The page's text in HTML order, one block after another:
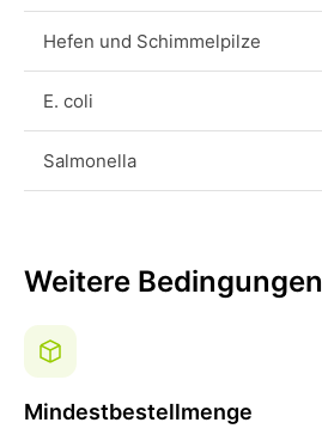
Hefen und Schimmelpilze
E. coli
Salmonella
Weitere Bedingungen
Mindestbestellmenge